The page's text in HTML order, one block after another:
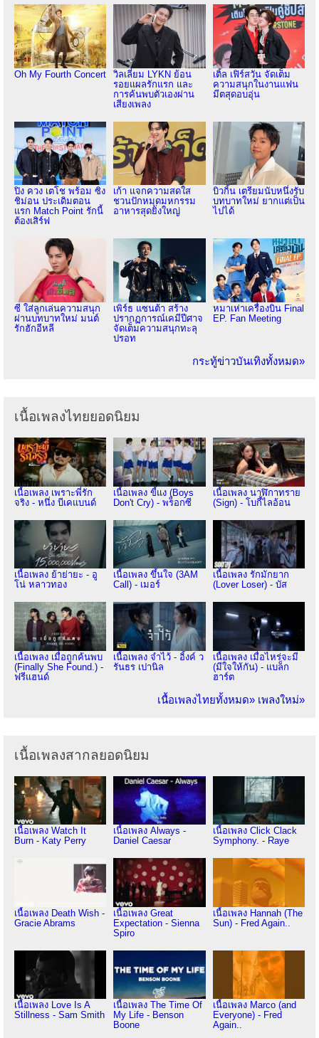
Oh My Fourth Concert
วิลเลี่ยม LYKN ย้อน
รอยแผลรักแรก และ
การค้นพบตัวเองผ่าน
เสียงเพลง
เติ้ล เฟิร์สวัน จัดเต็ม
ความสนุกในงานแฟน
มีตสุดอบอุ่น
ปิง ควง เตโช พร้อม ซิง
ชิม่อน ประเดิมตอน
แรก Match Point รักนี้
ต้องเสิร์ฟ
เก้า แจกความสดใส
ชวนปักหมุดมหกรรม
อาหารสุดยิ่งใหญ่
บิวกิ้น เตรียมนับหนึ่งรับ
บทบาทใหม่ ยากแต่เป็น
ไปได้
ซี ใส่ลูกเล่นความสนุก
ผ่านบทบาทใหม่ มนต์
รักฮักอีหลี
เพิร์ธ แซนต้า สร้าง
ปรากฏการณ์เคมีปีศาจ
จัดเต็มความสนุกทะลุ
ปรอท
หมาเห่าเครื่องบิน Final
EP. Fan Meeting
กระทู้ข่าวบันเทิงทั้งหมด»
เนื้อเพลงไทยยอดนิยม
เนื้อเพลง เพราะพี่รัก
จริง - หนึ่ง บีเคแบนด์
เนื้อเพลง ขี้แง (Boys
Don't Cry) - พร็อกซี
เนื้อเพลง นาฬิกาทราย
(Sign) - โบกี้ไลอ้อน
เนื้อเพลง ย้าย่ายะ - อู
โน่ หลาวทอง
เนื้อเพลง ขึ้นใจ (3AM
Call) - เมอร์
เนื้อเพลง รักมักยาก
(Lover Loser) - บัส
เนื้อเพลง เมื่อถูกค้นพบ
(Finally She Found.) -
ฟรีแฮนด์
เนื้อเพลง จำไว้ - อิ้งค์ ว
รันธร เปานิล
เนื้อเพลง เมื่อไหร่จะมี
(มีใจให้กัน) - แบล็ก
ฮาร์ต
เนื้อเพลงไทยทั้งหมด» เพลงใหม่»
เนื้อเพลงสากลยอดนิยม
เนื้อเพลง Watch It
Burn - Katy Perry
เนื้อเพลง Always -
Daniel Caesar
เนื้อเพลง Click Clack
Symphony. - Raye
เนื้อเพลง Death Wish -
Gracie Abrams
เนื้อเพลง Great
Expectation - Sienna
Spiro
เนื้อเพลง Hannah (The
Sun) - Fred Again..
เนื้อเพลง Love Is A
Stillness - Sam Smith
เนื้อเพลง The Time Of
My Life - Benson
Boone
เนื้อเพลง Marco (and
Everyone) - Fred
Again..